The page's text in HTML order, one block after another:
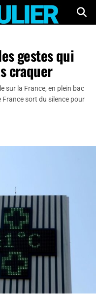
gestes qui
craquer
sur la France, en plein bac
France sort du silence pour